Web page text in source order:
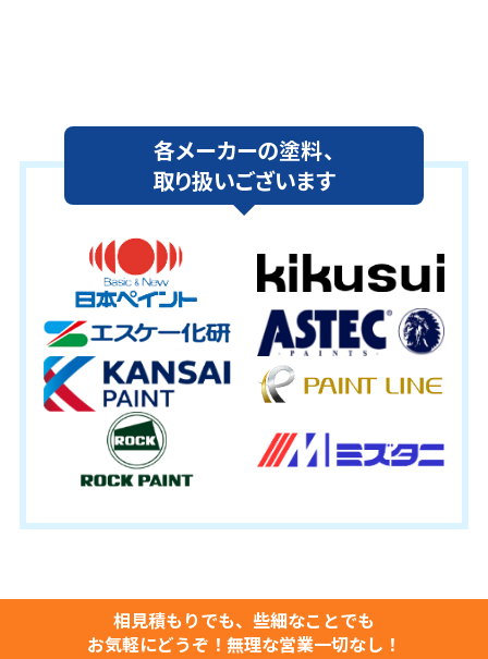
各メーカーの塗料、
取り扱いございます
相見積もりでも、些細なことでも
お気軽にどうぞ！ 無理な営業一切なし！